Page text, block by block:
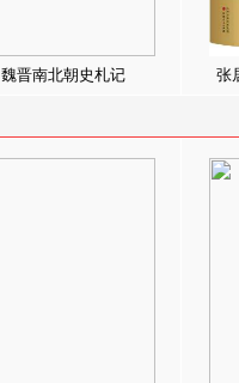
魏晋南北朝史札记 张